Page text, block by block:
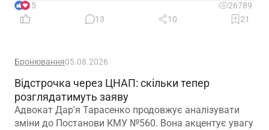
15
26789
13
10 21
Бронювання05.08.2026
Відстрочка через ЦНАП: скільки тепер
розглядатимуть заяву
Адвокат Дар'я Тарасенко продовжує аналізувати
зміни до Постанови КМУ №560. Вона акцентує увагу